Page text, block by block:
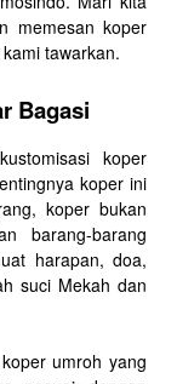
memesan koper
tawarkan.
Bagasi
koper
koper ini
koper bukan
barang-barang
harapan, doa,
suci Mekah dan
umroh yang